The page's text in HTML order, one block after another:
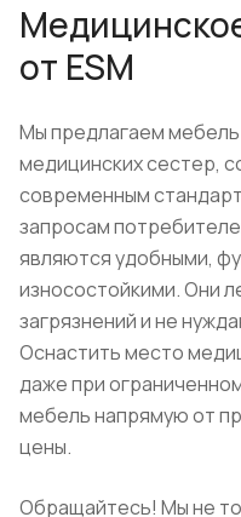
от ESM
Мы предлагаем
медицинских сестер,
современным
запросам
являются удобными,
износостойкими. Они
загрязнений и не
Оснастить место
даже при
мебель напрямую от
цены.
Обращайтесь! Мы не